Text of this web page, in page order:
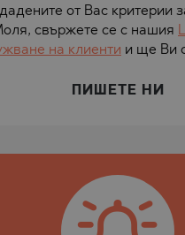
от Вас критерии
свържете се с нашия
на клиенти и ще Ви
ПИШЕТЕ НИ